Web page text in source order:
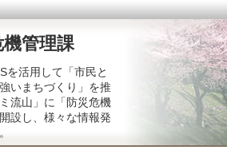
管理課
を活用して「市民と
いまちづくり」を推
流山」に「防災危機
設し、様々な情報発